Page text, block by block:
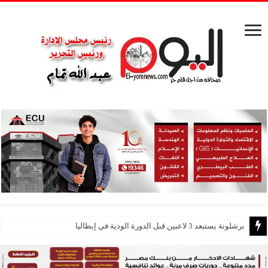
تواجد ملحوظ .. مدير أمن سوهاج يتفقد الحالة المرورية بميدان الثقافة